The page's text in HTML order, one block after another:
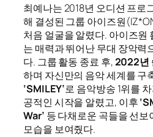
최예나는 2018년 오디션 프로
해 결성된 그룹 아이즈원
처음 얼굴을 알렸다. 아이즈원
는 매력과 뛰어난 무대 장악력
다. 그룹 활동 종료 후,2022년
하며 자신만의 음악 세계를 구
‘SMILEY’로 음악방송 1위를
공적인 시작을 알렸고, 이후
War’ 등 다채로운 곡들을 선
모습을 보여줬다.